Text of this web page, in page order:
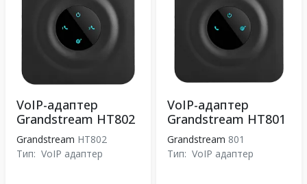
VoIP-адаптер
Grandstream HT802
Grandstream HT802
Тип: VoIP адаптер
VoIP-адаптер
Grandstream HT801
Grandstream 801
Тип: VoIP адаптер